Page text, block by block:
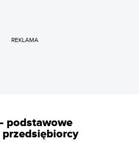
REKLAMA
podstawowe